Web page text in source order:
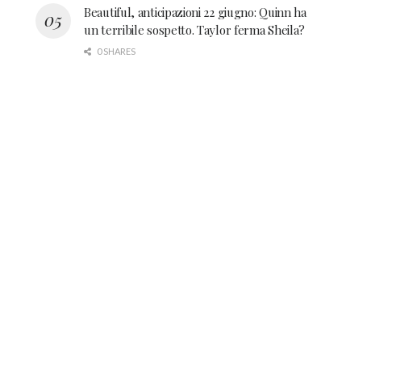
Beautiful, anticipazioni 22 giugno: Quinn ha
un terribile sospetto. Taylor ferma Sheila?
0 SHARES